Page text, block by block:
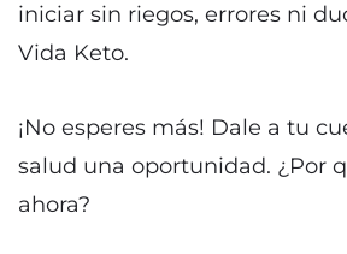
iniciar sin riegos, errores ni
Vida Keto.
¡No esperes más! Dale a tu
salud una oportunidad. ¿Por
ahora?